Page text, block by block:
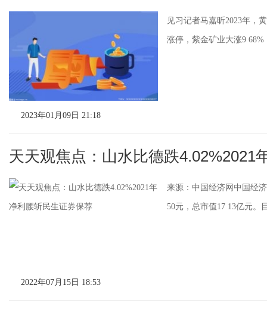
见习记者马嘉昕2023年，
涨停，紫金矿业大涨9
2023年01月09日 21:18
天天观焦点：山水比德跌4.02%2021
来源：中国经济网中国经
50元，总市值17 13亿元。
2022年07月15日 18:53